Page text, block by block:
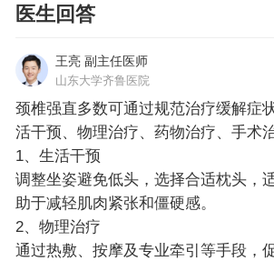
医生回答
王亮 副主任医师
山东大学齐鲁医院
颈椎强直多数可通过规范治疗缓解症
活干预、物理治疗、药物治疗、手术治
1、生活干预
调整坐姿避免低头，选择合适枕头，
助于减轻肌肉紧张和僵硬感。
2、物理治疗
通过热敷、按摩及专业牵引等手段，